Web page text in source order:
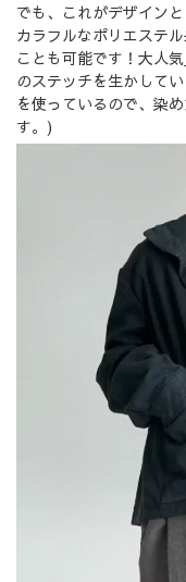
でも、これがデザイン
カラフルなポリエステ
ことも可能です！大人気
のステッチを生かして
を使っているので、染
す。)